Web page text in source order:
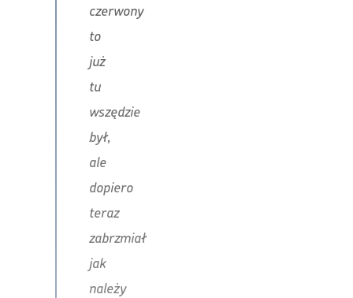
czerwony
to
już
tu
wszędzie
był,
ale
dopiero
teraz
zabrzmiał
jak
należy